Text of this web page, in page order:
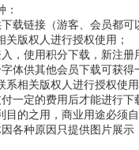
载链接（游客、会员都
版权人进行授权使用；
，使用积分下载，新注
体供其他会员下载可获
相关版权人进行授权使用
一定的费用后才能进行
的之用，商业用途必须
各种原因只提供图片展